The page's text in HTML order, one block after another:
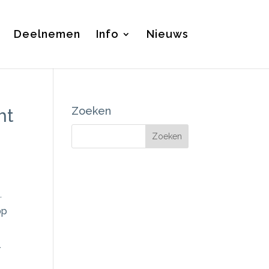
Deelnemen Info Nieuws
Zoeken